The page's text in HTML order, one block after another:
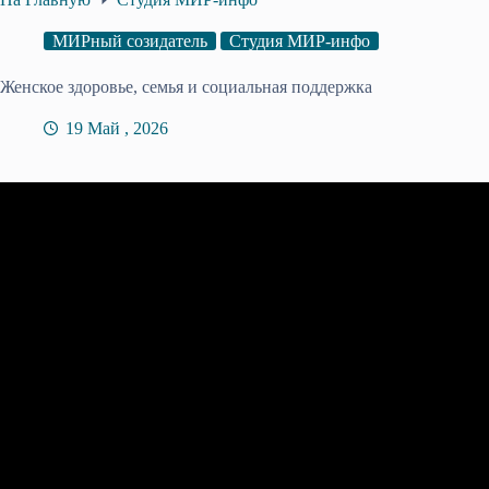
МИРный созидатель Студия МИР-инфо
Женское здоровье, семья и социальная поддержка
19 Май , 2026